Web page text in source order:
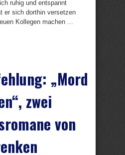
ruhig und entspannt
er sich dorthin versetzen
Kollegen machen ...
„Mord
zwei
von